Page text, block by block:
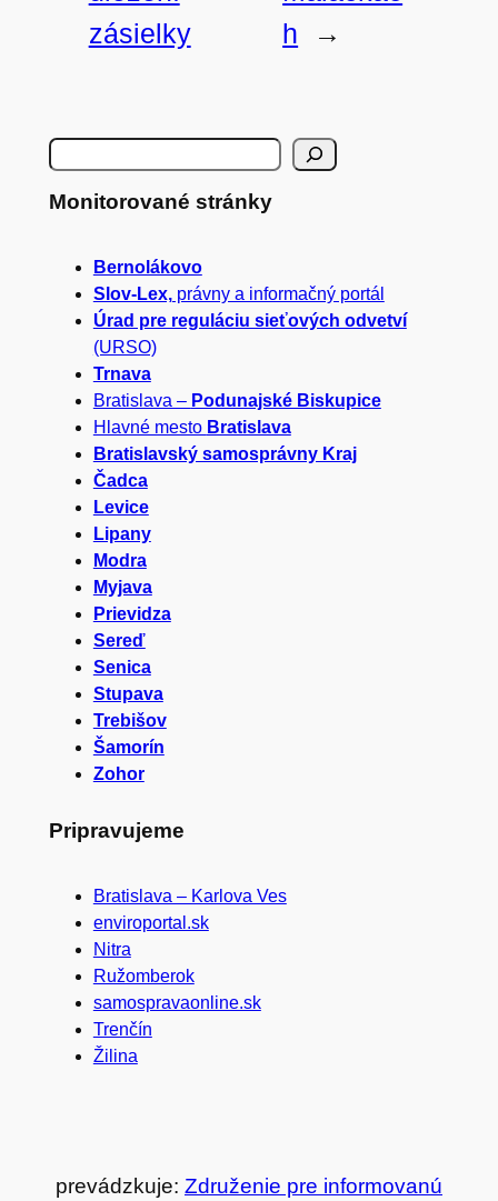
zásielky
h
→
H
ľ
Monitorované stránky
Bernolákovo
Slov-Lex,právny a informačný portál
Úrad pre reguláciu sieťových odvetví
(URSO)
Trnava
Bratislava – Podunajské Biskupice
Hlavné mesto Bratislava
Bratislavský samosprávny Kraj
Čadca
Levice
Lipany
Modra
Myjava
Prievidza
Sereď
Senica
Stupava
Trebišov
Šamorín
Zohor
Pripravujeme
Bratislava – Karlova Ves
enviroportal.sk
Nitra
Ružomberok
samospravaonline.sk
Trenčín
Žilina
prevádzkuje: Združenie pre informovanú